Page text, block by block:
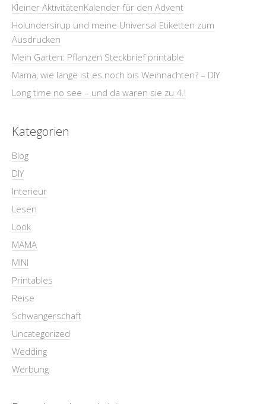
Kleiner AktivitätenKalender für den Advent
Holundersirup und meine Universal Etiketten zum
Ausdrucken
Mein Garten: Pflanzen Steckbrief printable
Mama, wie lange ist es noch bis Weihnachten? – DIY
Long time no see – und da waren sie zu 4.!
Kategorien
Blog
DIY
Interieur
Lesen
Look
MAMA
MINI
Printables
Reise
Schwangerschaft
Uncategorized
Wedding
Werbung